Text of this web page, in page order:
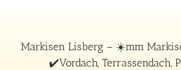
Markisen Lisberg – ☀️mm
✔️Vordach, Terrassendach,